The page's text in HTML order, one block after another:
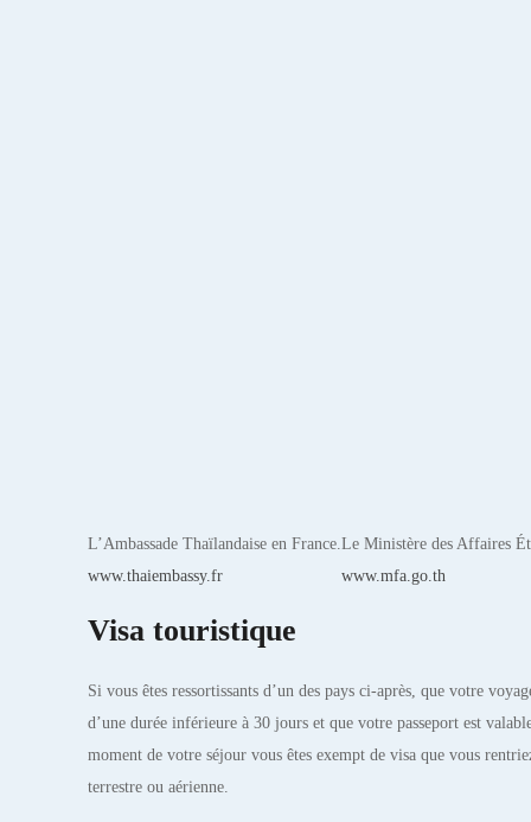
L’Ambassade Thaïlandaise en France.
www.thaiembassy.fr
Le Ministère des Affaires
www.mfa.go.th
Visa touristique
Si vous êtes ressortissants d’un des pays ci-après, que votre
d’une durée inférieure à 30 jours et que votre passeport est
moment de votre séjour vous êtes exempt de visa que vous
terrestre ou aérienne.